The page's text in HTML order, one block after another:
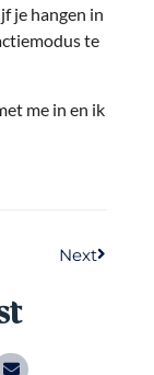
je hangen in
te
me in en ik
Next